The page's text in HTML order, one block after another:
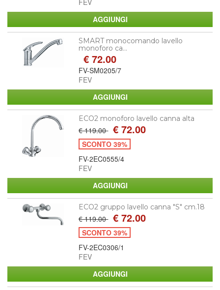
SMART monocomando lavello
monoforo ca...
€ 72.00
FV-SM0205/7
FEV
ECO2 monoforo lavello canna alta
€ 119.00 € 72.00
SCONTO 39%
FV-2EC0555/4
FEV
ECO2 gruppo lavello canna "S" cm.18
€ 119.00 € 72.00
SCONTO 39%
FV-2EC0306/1
FEV